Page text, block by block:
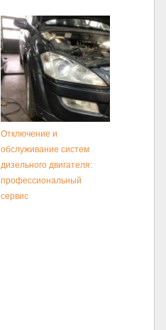
Отключение и
обслуживание систем
дизельного двигателя:
профессиональный
сервис